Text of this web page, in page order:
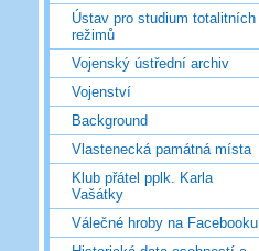
Ústav pro studium totalitních
režimů
Vojenský ústřední archiv
Vojenství
Background
Vlastenecká památná místa
Klub přátel pplk. Karla
Vašátky
Válečné hroby na Facebooku